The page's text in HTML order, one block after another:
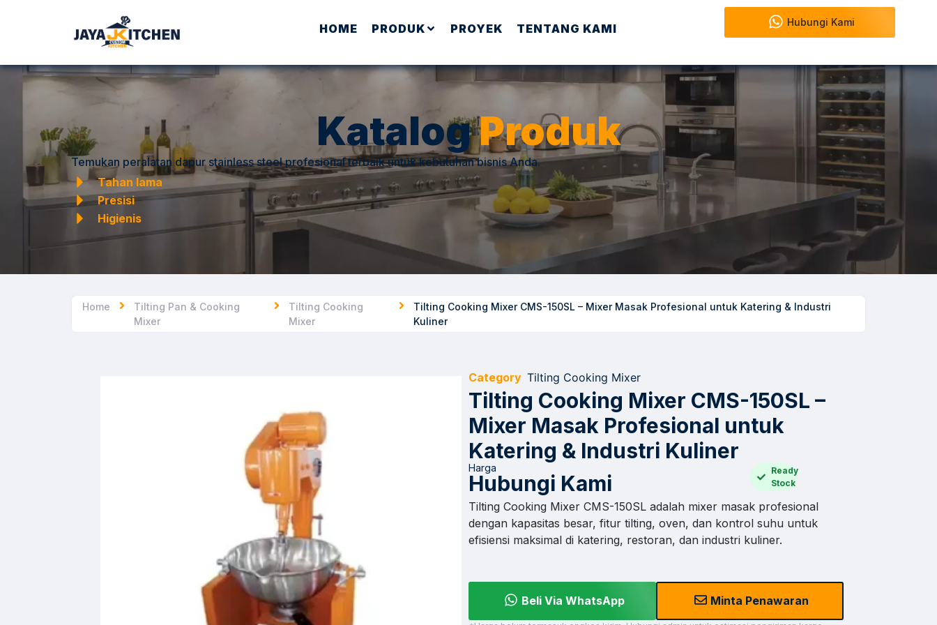
HOME PRODUK PROYEK TENTANG KAMI Hubungi Kami
KatalogProduk
Temukan peralatan dapur stainless steel profesional terbaik untuk kebutuhan bisnis Anda.
Tahan lama
Presisi
Higienis
Home
Tilting Pan & Cooking
Mixer
Tilting Cooking
Mixer
Tilting Cooking Mixer CMS-150SL – Mixer Masak Profesional untuk Katering & Industri
Kuliner
Category Tilting Cooking Mixer
Tilting Cooking Mixer CMS-150SL –
Mixer Masak Profesional untuk
Katering & Industri Kuliner
Harga
Hubungi Kami
Ready
Stock
Tilting Cooking Mixer CMS-150SL adalah mixer masak profesional
dengan kapasitas besar, fitur tilting, oven, dan kontrol suhu untuk
efisiensi maksimal di katering, restoran, dan industri kuliner.
Beli Via WhatsApp Minta Penawaran